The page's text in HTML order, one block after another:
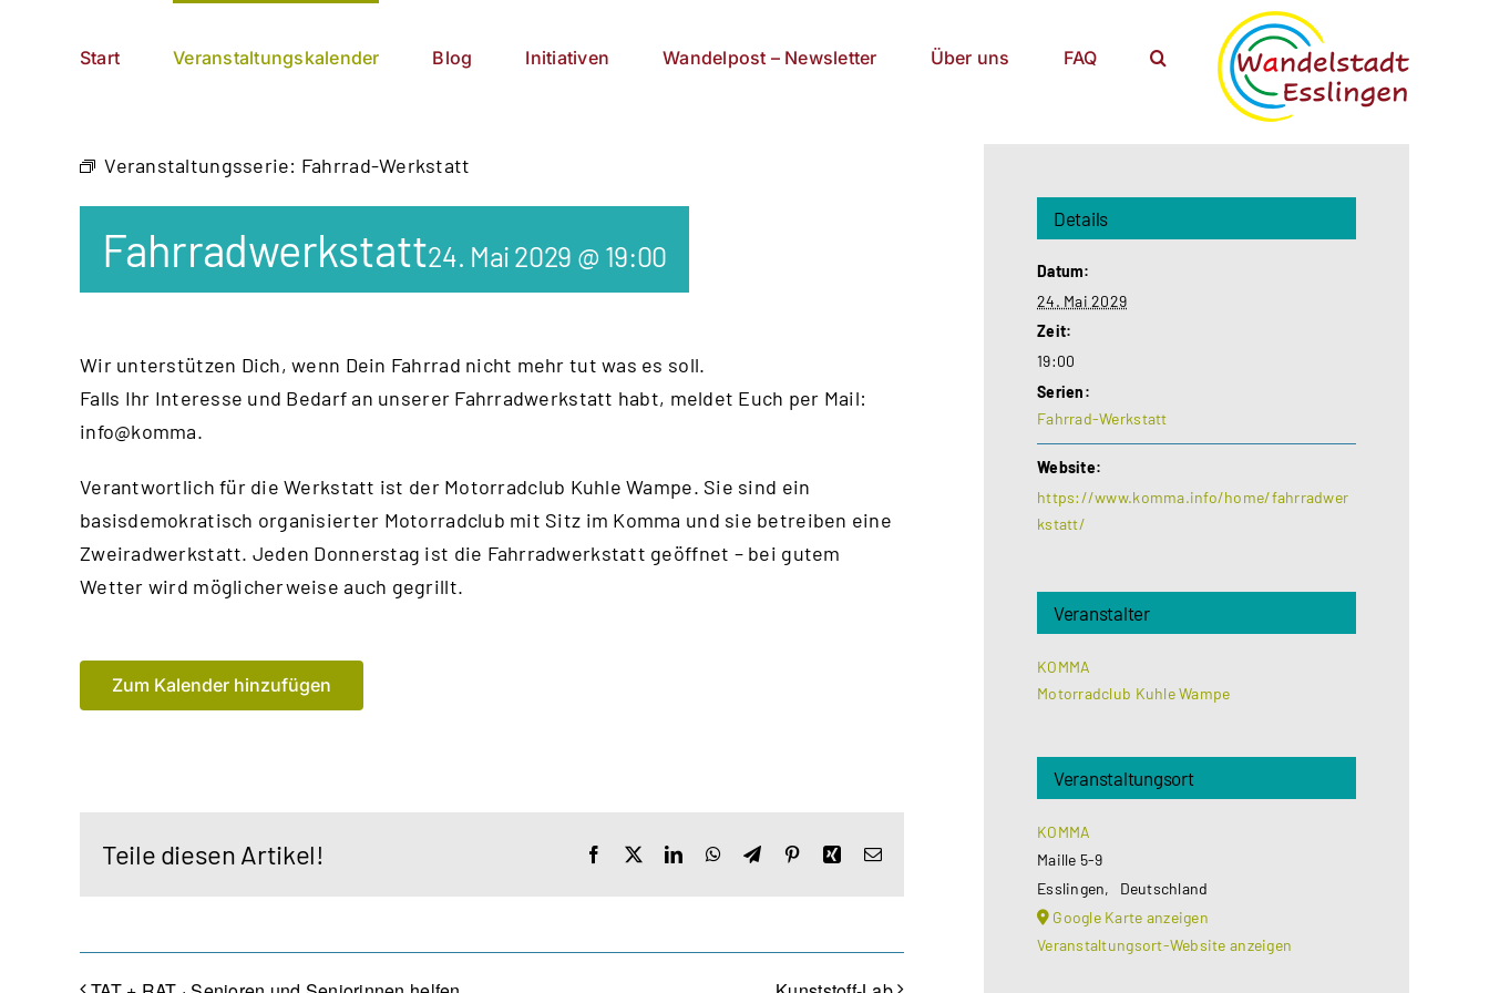
Start Veranstaltungskalender Blog Initiativen Wandelpost – Newsletter Über uns FAQ
Veranstaltungsserie: Fahrrad-Werkstatt
Fahrradwerkstatt24. Mai 2029 @ 19:00
Wir unterstützen Dich, wenn Dein Fahrrad nicht mehr tut was es soll.
Falls Ihr Interesse und Bedarf an unserer Fahrradwerkstatt habt, meldet Euch per Mail:
info@komma.
Verantwortlich für die Werkstatt ist der Motorradclub Kuhle Wampe. Sie sind ein
basisdemokratisch organisierter Motorradclub mit Sitz im Komma und sie betreiben eine
Zweiradwerkstatt. Jeden Donnerstag ist die Fahrradwerkstatt geöffnet – bei gutem
Wetter wird möglicherweise auch gegrillt.
Zum Kalender hinzufügen
Teile diesen Artikel! Facebook LinkedInWhatsApp
TelegramPinterestXingE-
Details
Datum:
24. Mai 2029
Zeit:
19:00
Serien:
Fahrrad-Werkstatt
Website:
https://www.komma.info/home/fahrradwer
kstatt/
Veranstalter
KOMMA
Motorradclub Kuhle Wampe
Veranstaltungsort
KOMMA
Maille 5-9
Esslingen,
Deutschland
Google Karte anzeigen
Veranstaltungsort-Website anzeigen